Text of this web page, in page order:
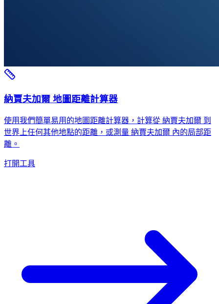
納賈夫加爾 地圖距離計算器
使用我們簡單易用的地圖距離計算器，計算從 納賈夫加爾 到
世界上任何其他地點的距離，或測量 納賈夫加爾 內的局部距
離。
打開工具